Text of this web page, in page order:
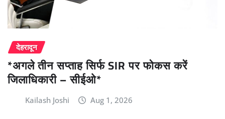
देहरादून
*अगले तीन सप्ताह सिर्फ SIR पर फोकस करें
जिलाधिकारी – सीईओ*
Kailash Joshi Aug 1, 2026